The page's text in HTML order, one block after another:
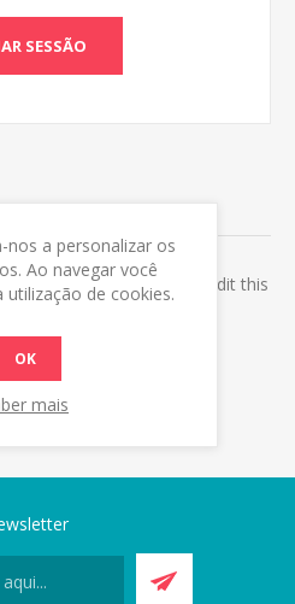
SESSÃO
here. You can edit this
nos a personalizar os
Ao navegar você
utilização de cookies.
OK
mais